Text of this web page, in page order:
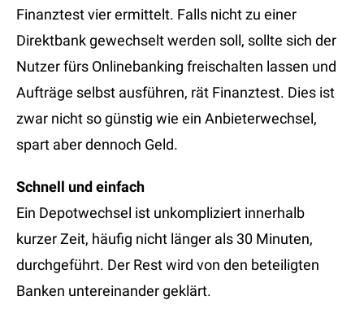
Finanztest vier ermittelt. Falls nicht zu einer
Direktbank gewechselt werden soll, sollte sich der
Nutzer fürs Onlinebanking freischalten lassen und
Aufträge selbst ausführen, rät Finanztest. Dies ist
zwar nicht so günstig wie ein Anbieterwechsel,
spart aber dennoch Geld.
Schnell und einfach
Ein Depotwechsel ist unkompliziert innerhalb
kurzer Zeit, häufig nicht länger als 30 Minuten,
durchgeführt. Der Rest wird von den beteiligten
Banken untereinander geklärt.